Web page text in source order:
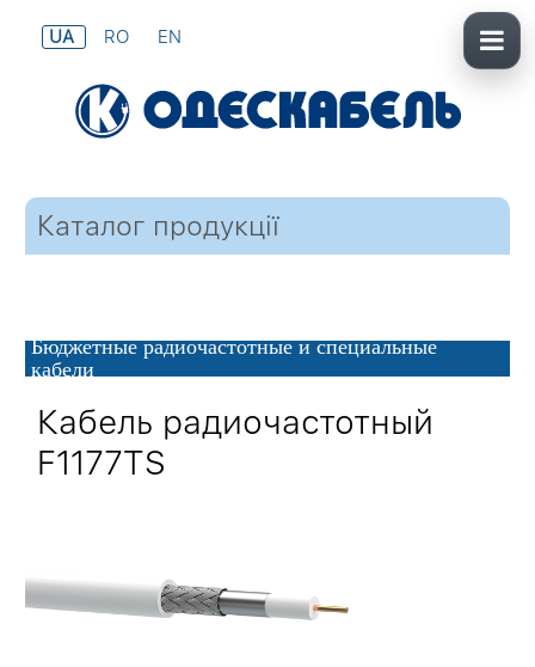
UA RO EN
Каталог продукції
Бюджетные радиочастотные и специальные
кабели
Кабель радиочастотный
F1177TS